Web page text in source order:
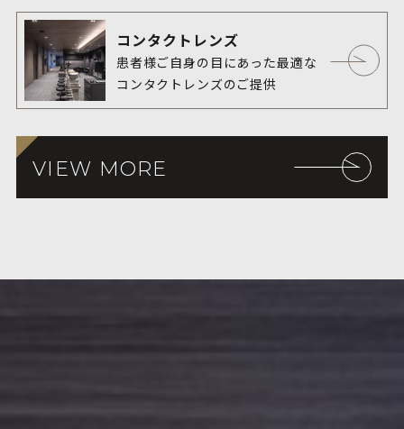
以上の男女で約5 %でした。つま
り、40歳以上の成人では20人に1
人が緑内障であり、身近な疾患で
あることがわかります。
コンタクトレンズ
患者様ご自身の目にあった最適な
コンタクトレンズのご提供
VIEW MORE